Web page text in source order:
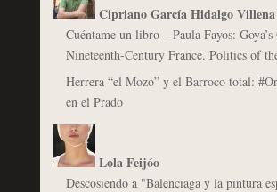
Cipriano García Hidalgo Villena
Cuéntame un libro – Paula Fayos:
Nineteenth-Century France. Politics of
Herrera “el Mozo” y el Barroco total:
en el Prado
Lola Feijóo
Descosiendo a "Balenciaga y la pintura